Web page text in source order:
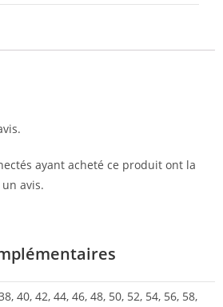
ayant acheté ce produit ont la
avis.
40, 42, 44, 46, 48, 50, 52, 54, 56, 58,